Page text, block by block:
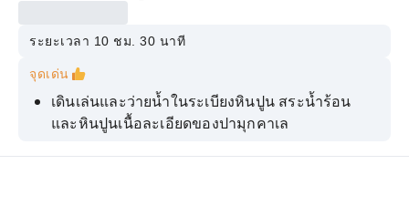
ระยะเวลา 10 ชม. 30 นาที
จุดเด่น
เดินเล่นและว่ายน้ำในระเบียงหินปูน สระน้ำร้อน
และหินปูนเนื้อละเอียดของปามุกคาเล
สำรวจวิหารอพอลโล วิหารน้ำ และโรงละครใน